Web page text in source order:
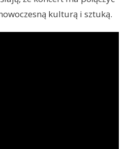
kulturą i sztuką.